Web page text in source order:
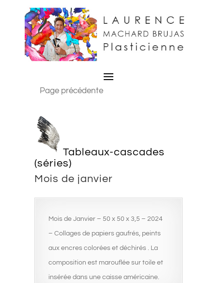
Page précédente
Tableaux-cascades
(séries)
Mois de janvier
Mois de Janvier – 50 x 50 x 3,5 – 2024
– Collages de papiers gaufrés, peints
aux encres colorées et déchirés . La
composition est marouflée sur toile et
insérée dans une caisse américaine.